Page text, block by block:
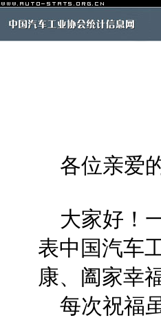
各位亲爱
大家好！
表中国汽车
康、阖家幸
每次祝福